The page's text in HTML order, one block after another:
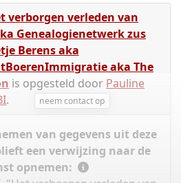
verborgen verleden van
Genealogienetwerk zus
Berens aka
aka The
is opgesteld door Pauline
. neem contact op
van gegevens uit deze
een verwijzing naar de
opnemen: